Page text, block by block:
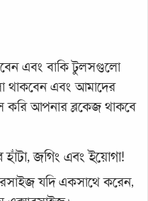
এবং বাকি টুলসগুলো
থাকবেন এবং আমাদের
করি আপনার ব্লকেজ থাকবে
জগিং এবং ইয়োগা!
যদি একসাথে করেন,